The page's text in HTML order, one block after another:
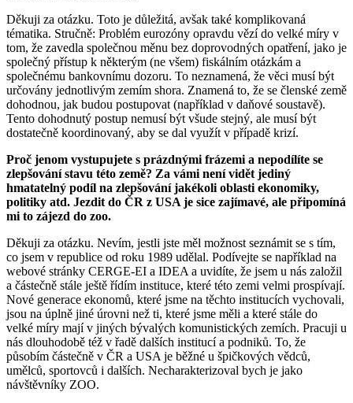
Děkuji za otázku. Toto je důležitá, avšak také komplikovaná
tématika. Stručně: Problém eurozóny opravdu vězí do velké míry v
tom, že zavedla společnou měnu bez doprovodných opatření, jako je
společný přístup k některým (ne všem) fiskálním otázkám a
společnému bankovnímu dozoru. To neznamená, že věci musí být
určovány jednotlivým zemím shora. Znamená to, že se členské země
dohodnou, jak budou postupovat (například v daňové soustavě).
Tento dohodnutý postup nemusí být všude stejný, ale musí být
dostatečně koordinovaný, aby se dal využít v případě krizí.
Proč jenom vystupujete s prázdnými frázemi a nepodílíte se
zlepšování stavu této země? Za vámi není vidět jediný
hmatatelný podíl na zlepšování jakékoli oblasti ekonomiky,
politiky atd. Jezdit do ČR z USA je sice zajímavé, ale připomíná
mi to zájezd do zoo.
Děkuji za otázku. Nevím, jestli jste měl možnost seznámit se s tím,
co jsem v republice od roku 1989 udělal. Podívejte se například na
webové stránky CERGE-EI a IDEA a uvidíte, že jsem u nás založil
a částečně stále ještě řídím instituce, které této zemi velmi prospívají.
Nové generace ekonomů, které jsme na těchto institucích vychovali,
jsou na úplně jiné úrovni než ti, které jsme měli a které stále do
velké míry mají v jiných bývalých komunistických zemích. Pracuji u
nás dlouhodobě též v řadě dalších institucí a podniků. To, že
působím částečně v ČR a USA je běžné u špičkových vědců,
umělců, sportovců i dalších. Necharakterizoval bych je jako
návštěvníky ZOO.